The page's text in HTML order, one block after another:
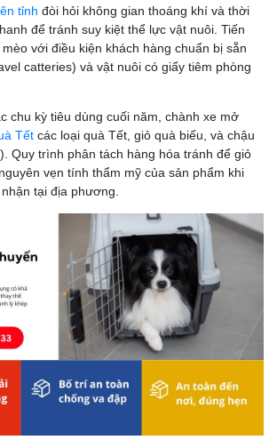
tỉnh đòi hỏi không gian thoáng khí và thời
để tránh suy kiệt thể lực vật nuôi. Tiến
với điều kiện khách hàng chuẩn bị sẵn
catteries) và vật nuôi có giấy tiêm phòng
chu kỳ tiêu dùng cuối năm, chành xe mở
Tết các loại quà Tết, giỏ quà biếu, và chậu
Quy trình phân tách hàng hóa tránh để giỏ
vẹn tính thẩm mỹ của sản phẩm khi
tại địa phương.